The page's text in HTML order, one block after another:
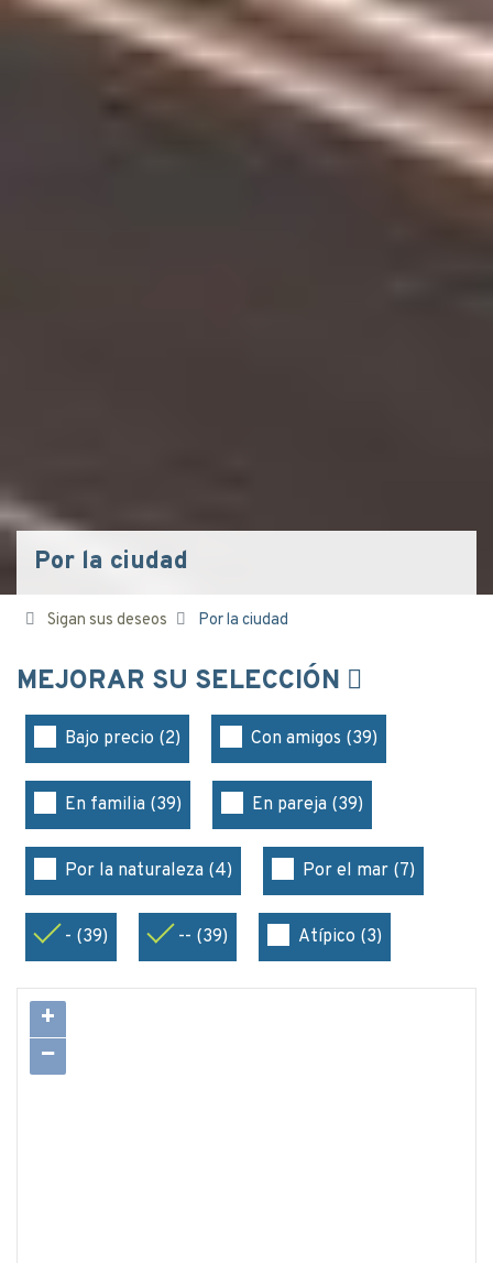
Por la ciudad
Sigan sus deseos Por la ciudad
MEJORAR SU SELECCIÓN
Bajo precio (2) Con amigos (39)
En familia (39) En pareja (39)
Por la naturaleza (4) Por el mar (7)
- (39) -- (39) Atípico (3)
+
−